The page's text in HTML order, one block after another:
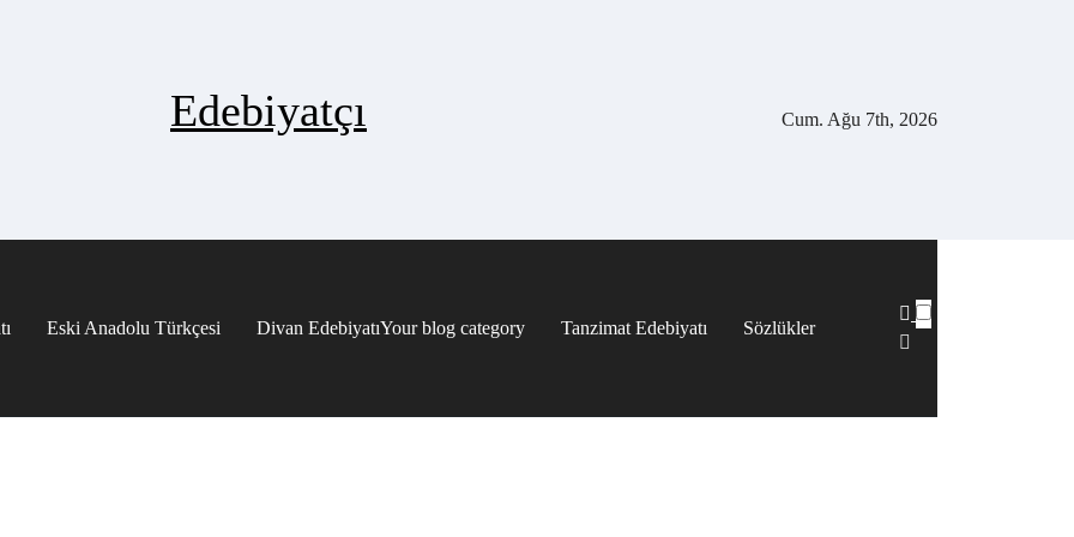
Edebiyatçı Cum. Ağu 7th, 2026
Eski Anadolu Türkçesi Divan EdebiyatıYour blog category Tanzimat Edebiyatı Sözlükler